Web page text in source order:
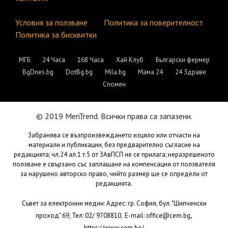
Условия за ползване
Политика за поверителност
Политика за бисквитки
МГБ 24 Часа 168 Часа Хай Клуб
Български фермер
BgDnes.bg
DotBg.bg Mila.bg Мама 24
24 Здраве
Спомен
© 2019 MenTrend. Всички права са запазени.
Забранява се възпроизвеждането изцяло или отчасти на
материали и публикации, без предварително съгласие на
редакцията; чл.24 ал.1 т.5 от ЗАвПСП не се прилага; неразрешеното
ползване е свързано със заплащане на компенсация от ползвателя
за нарушено авторско право, чийто размер ще се определи от
редакцията.
Съвет за електронни медии: Адрес: гр. София, бул. "Шипченски
проход" 69, Тел: 02/ 9708810, E-mail:office@cem.bg,